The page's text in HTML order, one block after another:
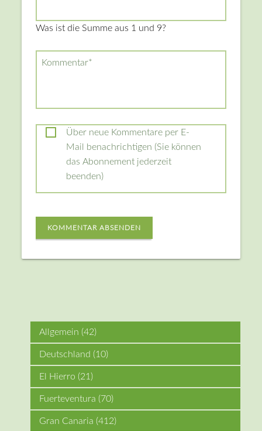
Was ist die Summe aus 1 und 9?
Pflichtfeld
Kommentar*
Über neue Kommentare per E-
Mail benachrichtigen (Sie können
das Abonnement jederzeit
beenden)
KOMMENTAR ABSENDEN
Allgemein (42)
Deutschland (10)
El Hierro (21)
Fuerteventura (70)
Gran Canaria (412)